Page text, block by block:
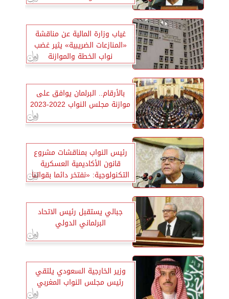
غياب وزارة المالية عن مناقشة
«المنازعات الضريبية» يثير غضب
نواب الخطة والموازنة
بالأرقام.. البرلمان يوافق على
موازنة مجلس النواب 2022-2023
رئيس النواب بمناقشات مشروع
قانون الأكاديمية العسكرية
التكنولوجية: «نفتخر دائما بقواتنا
المسلحة»
جبالي يستقبل رئيس الاتحاد
البرلماني الدولي
وزير الخارجية السعودي يلتقي
رئيس مجلس النواب المغربي